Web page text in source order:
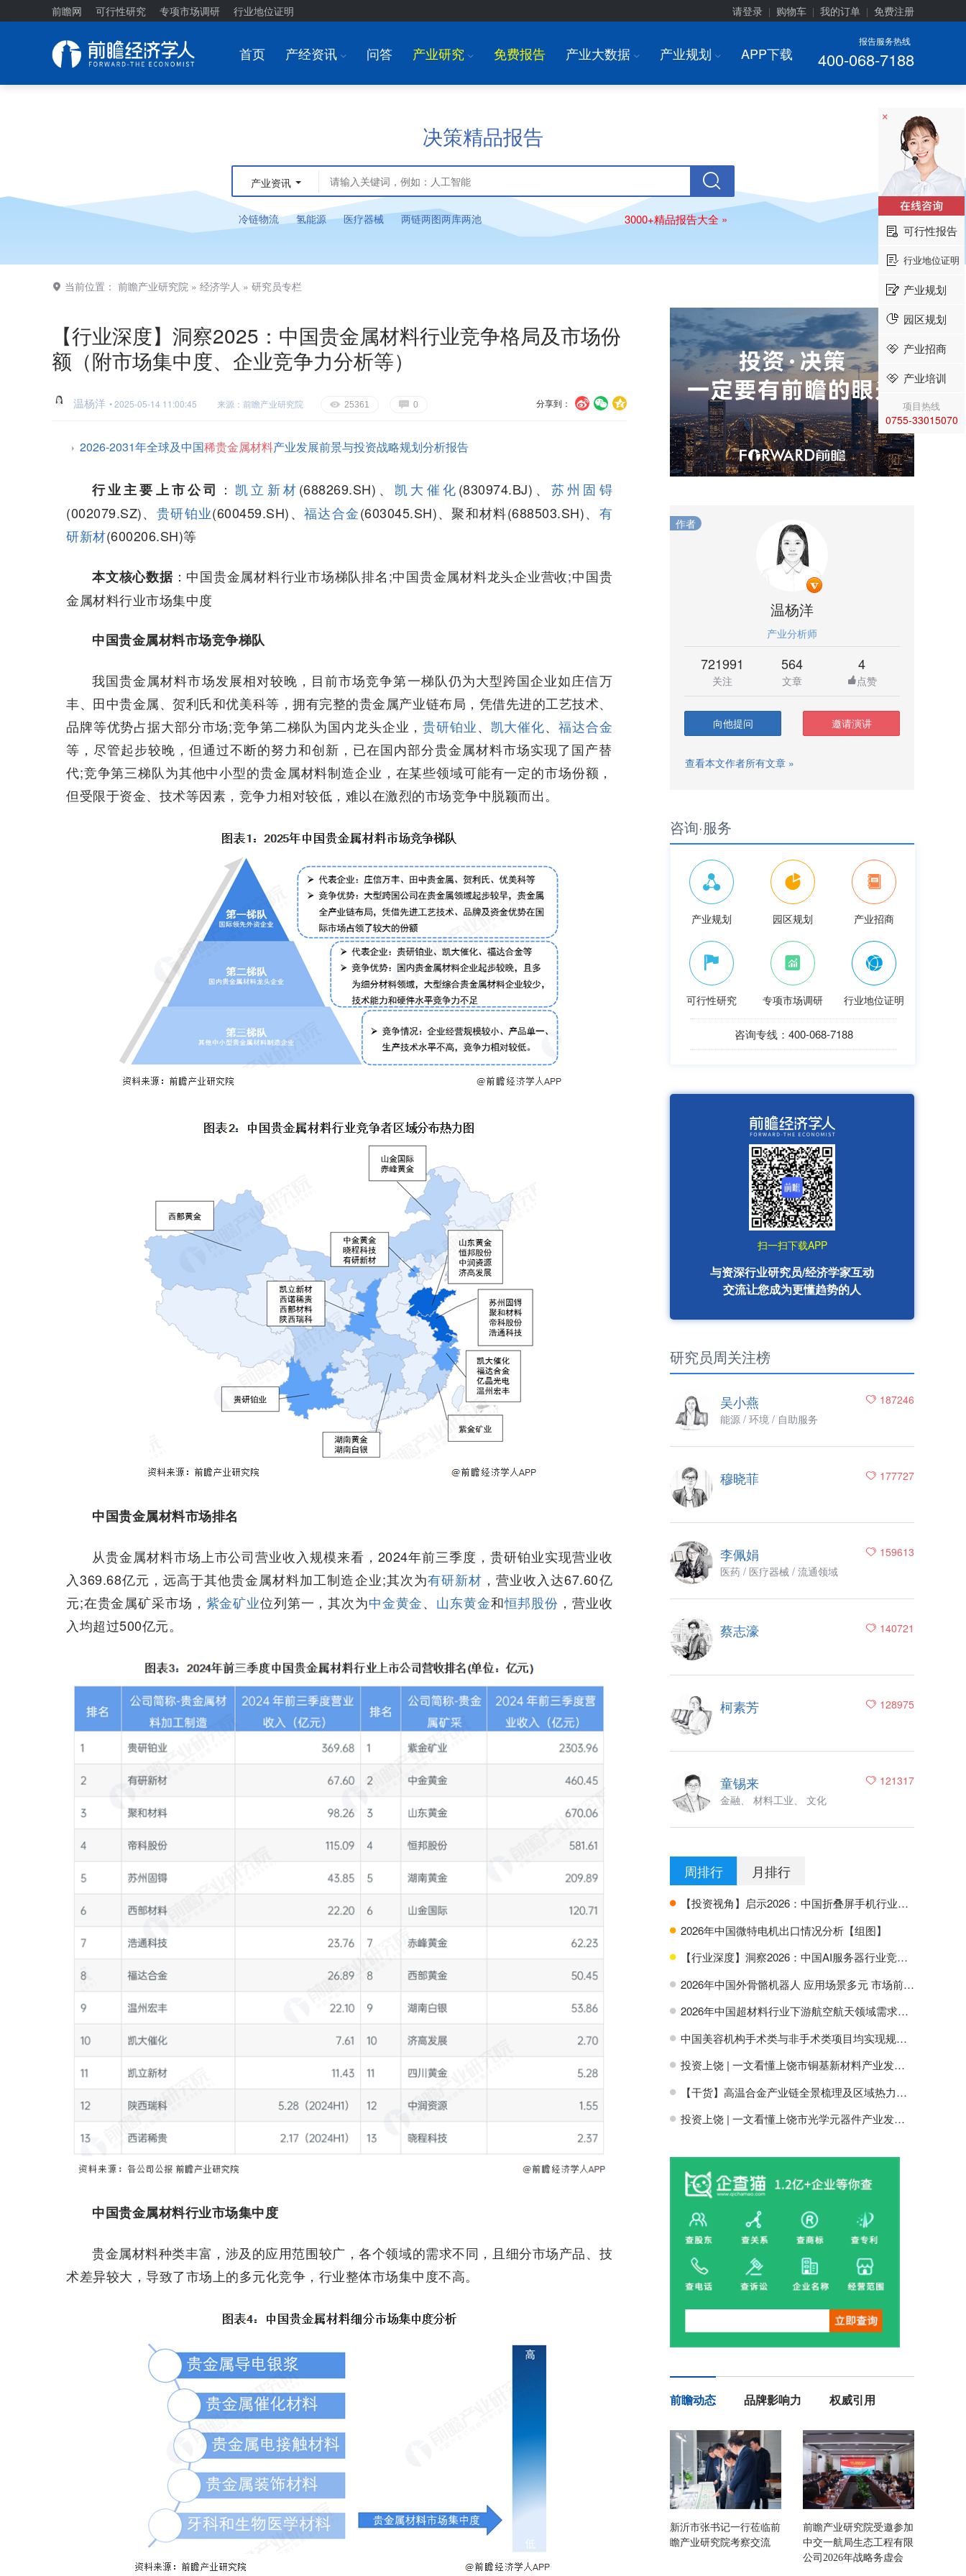
前瞻网 可行性研究 专项市场调研 行业地位证明 请登录 购物车 我的订单 免费注册
报告服务热线
400-068-7188
首页 产经资讯 I 问答 产业研究 I 免费报告 产业大数据 I 产业规划 I APP下载
决策精品报告
产业资讯
冷链物流 氢能源 医疗器械 两链两图两库两池 3000+精品报告大全 »
当前位置： 前瞻产业研究院 » 经济学人 » 研究员专栏
【行业深度】洞察2025：中国贵金属材料行业竞争格局及市场份
额（附市场集中度、企业竞争力分析等）
U V c
分享到：
温杨洋 • 2025-05-14 11:00:45 来源：前瞻产业研究院 E 25361 G 0
2026-2031年全球及中国稀贵金属材料产业发展前景与投资战略规划分析报告
行业主要上市公司 ： 凯立新材(688269.SH)、 凯大催化(830974.BJ)、苏州固锝
(002079.SZ)、 贵研铂业(600459.SH)、 福达合金(603045.SH)、聚和材料(688503.SH)、 有
研新材(600206.SH)等
本文核心数据：中国贵金属材料行业市场梯队排名;中国贵金属材料龙头企业营收;中国贵
金属材料行业市场集中度
中国贵金属材料市场竞争梯队
我国贵金属材料市场发展相对较晚，目前市场竞争第一梯队仍为大型跨国企业如庄信万
丰、田中贵金属、贺利氏和优美科等，拥有完整的贵金属产业链布局，凭借先进的工艺技术、
品牌等优势占据大部分市场;竞争第二梯队为国内龙头企业，贵研铂业、 凯大催化、 福达合金
等，尽管起步较晚，但通过不断的努力和创新，已在国内部分贵金属材料市场实现了国产替
代;竞争第三梯队为其他中小型的贵金属材料制造企业，在某些领域可能有一定的市场份额，
但受限于资金、技术等因素，竞争力相对较低，难以在激烈的市场竞争中脱颖而出。
中国贵金属材料市场排名
从贵金属材料市场上市公司营业收入规模来看，2024年前三季度，贵研铂业实现营业收
入369.68亿元，远高于其他贵金属材料加工制造企业;其次为有研新材 ，营业收入达67.60亿
元;在贵金属矿采市场， 紫金矿业位列第一，其次为中金黄金、 山东黄金和恒邦股份 ，营业收
入均超过500亿元。
中国贵金属材料行业市场集中度
贵金属材料种类丰富，涉及的应用范围较广，各个领域的需求不同，且细分市场产品、技
术差异较大，导致了市场上的多元化竞争，行业整体市场集中度不高。
作者
温杨洋
产业分析师
721991
关注
564
文章
4
点赞
向他提问 邀请演讲
查看本文作者所有文章 »
咨询·服务
产业规划 园区规划 产业招商
可行性研究 专项市场调研 行业地位证明
咨询专线：400-068-7188
扫一扫下载APP
与资深行业研究员/经济学家互动
交流让您成为更懂趋势的人
研究员周关注榜
187246
吴小燕
能源 / 环境 / 自助服务
177727
穆晓菲
159613
李佩娟
医药 / 医疗器械 / 流通领域
140721
蔡志濠
128975
柯素芳
121317
童锡来
金融、 材料工业、 文化
周排行 月排行
H 【投资视角】启示2026：中国折叠屏手机行业投融资及兼并重组分析
H 2026年中国微特电机出口情况分析【组图】
H 【行业深度】洞察2026：中国AI服务器行业竞争格局及市场份额
H 2026年中国外骨骼机器人 应用场景多元 市场前景广阔【组图】
H 2026年中国超材料行业下游航空航天领域需求分析【组图】
H 中国美容机构手术类与非手术类项目均实现规模增长【组图】
H 投资上饶 | 一文看懂上饶市铜基新材料产业发展现状与投资机会前瞻
H 【干货】高温合金产业链全景梳理及区域热力地图
H 投资上饶 | 一文看懂上饶市光学元器件产业发展现状与投资机会前瞻
前瞻动态 品牌影响力 权威引用
新沂市张书记一行莅临前
瞻产业研究院考察交流
前瞻产业研究院受邀参加
中交一航局生态工程有限
公司2026年战略务虚会
×
可行性报告
行业地位证明
产业规划
园区规划
产业招商
产业培训
项目热线
0755-33015070